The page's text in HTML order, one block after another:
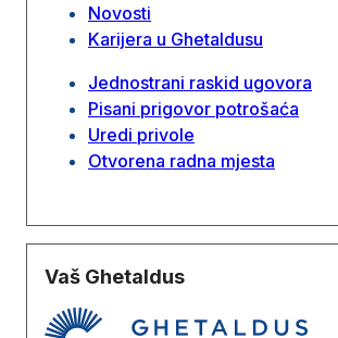
Novosti
Karijera u Ghetaldusu
Jednostrani raskid ugovora
Pisani prigovor potrošaća
Uredi privole
Otvorena radna mjesta
Vaš Ghetaldus